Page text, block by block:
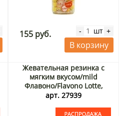
155 руб. - шт +
В корзину
Жевательная резинка с
мягким вкусом/mild
Флавоно/Flavono Lotte,
Корея, 26 г. Срок до
арт. 27939